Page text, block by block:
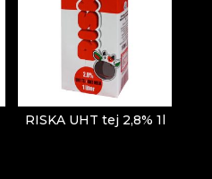
RISKA UHT tej 2,8% 1l